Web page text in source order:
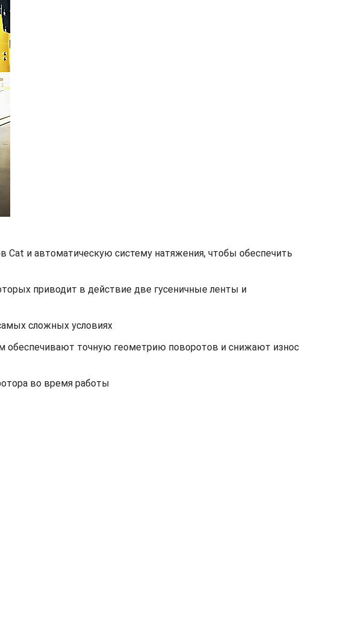
Cat и автоматическую систему натяжения, чтобы обеспечить
приводит в действие две гусеничные ленты и
сложных условиях
обеспечивают точную геометрию поворотов и снижают износ
во время работы